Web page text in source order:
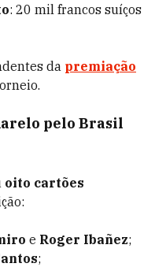
: 20 mil francos suíços
da premiação
pelo Brasil
oito cartões
e Roger Ibañez;
;